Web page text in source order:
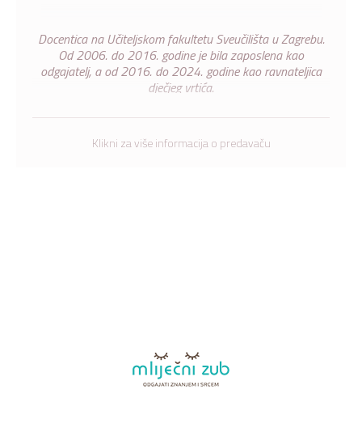
Docentica na Učiteljskom fakultetu Sveučilišta u Zagrebu.
Od 2006. do 2016. godine je bila zaposlena kao
odgajatelj, a od 2016. do 2024. godine kao ravnateljica
dječjeg vrtića.
Klikni za više informacija o predavaču